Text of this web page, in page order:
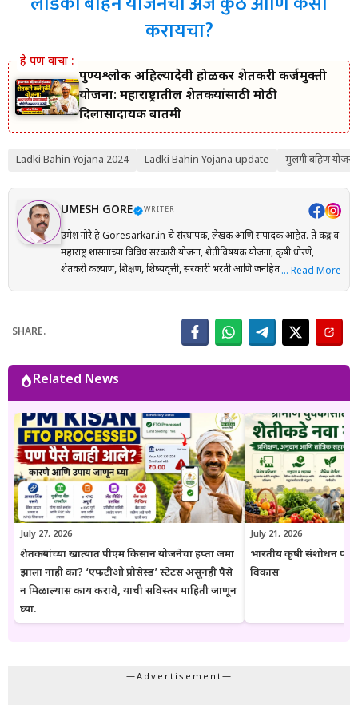
करायचा?
पुण्यश्लोक अहिल्यादेवी होळकर शेतकरी कर्जमुक्ती
योजना: महाराष्ट्रातील शेतकऱ्यांसाठी मोठी
दिलासादायक बातमी
Ladki Bahin Yojana 2024 Ladki Bahin Yojana update मुलगी बहिण योजना
UMESH GORE WRITER
उमेश गोरे हे Goresarkar.in चे संस्थापक, लेखक आणि संपादक आहेत. ते केंद्र व
महाराष्ट्र शासनाच्या विविध सरकारी योजना, शेतीविषयक योजना, कृषी धोरणे,
शेतकरी कल्याण, शिक्षण, शिष्यवृत्ती, सरकारी भरती आणि जनहिताच्या विषयांवर
आणि संबंधित अधिकृत स्रोतांचा संदर्भ घेऊन माहितीची पडताळणी केली जाते.
वाचकांना अर्ज प्रक्रिया, पात्रता, आवश्यक कागदपत्रे, लाभ, अंतिम मुदत आणि
भर असतो. Goresarkar.in चा उद्देश महाराष्ट्रातील शेतकरी, विद्यार्थी, महिला,
युवक आणि सर्वसामान्य नागरिकांपर्यंत विश्वासार्ह, अद्ययावत आणि उपयुक्त माहिती
पोहोचवणे हा आहे. प्रकाशित माहिती वेळोवेळी अद्ययावत ठेवण्याचा प्रयत्न केला
जातो. अधिकृत निर्णयामध्ये बदल झाल्यास संबंधित लेख देखील अद्ययावत करण्यात
येतात. या संकेतस्थळावरील माहिती ही केवळ जनजागृती आणि मार्गदर्शनाच्या
उद्देशाने प्रकाशित केली जाते. कोणत्याही सरकारी योजनेसाठी अर्ज करण्यापूर्वी
संबंधित विभागाच्या अधिकृत संकेतस्थळावरील माहिती, नियम आणि अटींची
पडताळणी करण्याचा सल्ला दिला जातो.
… Read More
SHARE.
Related News
July 27, 2026
शेतकऱ्यांच्या खात्यात पीएम किसान योजनेचा हप्ता जमा
झाला नाही का? ‘एफटीओ प्रोसेस्ड’ स्टेटस असूनही पैसे
न मिळाल्यास काय करावे, याची सविस्तर माहिती जाणून
घ्या.
July 21, 2026
भारतीय कृषी संशोधन
विकास
—Advertisement—